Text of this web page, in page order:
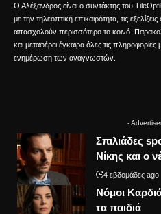
Ο Αλέξανδρος είναι ο συντάκτης του
με την τηλεοπτική επικαιρότητα, τις
απασχολούν περισσότερο το κοινό.
και μεταφέρει έγκαιρα όλες τις
ενημέρωση των αναγνωστών.
-
Σπιλιάδες
Νίκης και ο
4 εβδομάδες ago
Νόμοι
τα παιδιά